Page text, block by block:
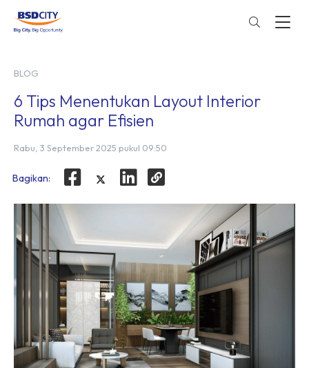
BLOG
6 Tips Menentukan Layout Interior
Rumah agar Efisien
Rabu, 3 September 2025 pukul 09:50
Bagikan: